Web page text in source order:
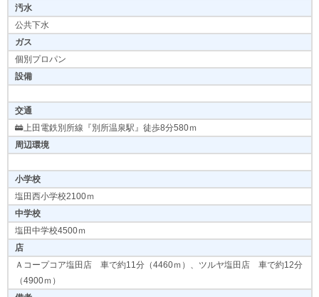
汚水
公共下水
ガス
個別プロパン
設備
交通
🚋上田電鉄別所線『別所温泉駅』徒歩8分580ｍ
周辺環境
小学校
塩田西小学校2100ｍ
中学校
塩田中学校4500ｍ
店
Ａコープコア塩田店 車で約11分（4460ｍ）、ツルヤ塩田店 車で約12分
（4900ｍ）